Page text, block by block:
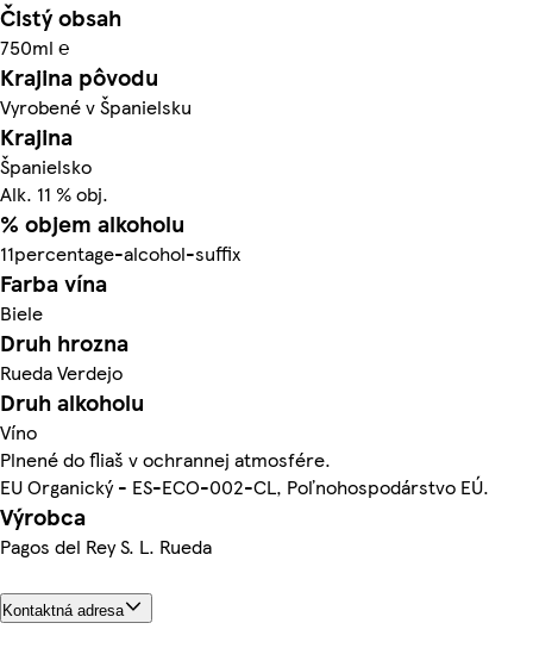
Čistý obsah
750ml ℮
Krajina pôvodu
Vyrobené v Španielsku
Krajina
Španielsko
Alk. 11 % obj.
% objem alkoholu
11percentage-alcohol-suffix
Farba vína
Biele
Druh hrozna
Rueda Verdejo
Druh alkoholu
Víno
Plnené do fliaš v ochrannej atmosfére.
EU Organický - ES-ECO-002-CL, Poľnohospodárstvo EÚ.
Výrobca
Pagos del Rey S. L. Rueda
Kontaktná adresa